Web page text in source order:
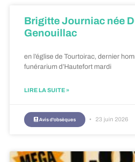
Brigitte Journiac née
Genouillac
en l’église de Tourtoirac, dernier
funérarium d’Hautefort mardi
LIRE LA SUITE »
Avis d'obsèques 23 juin 2026